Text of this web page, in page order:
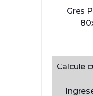
Gres
Calcule